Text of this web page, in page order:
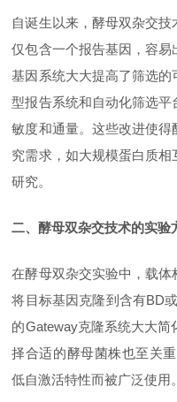
自诞生以来，酵母双杂交
仅包含一个报告基因，容
基因系统大大提高了筛选
型报告系统和自动化筛选平
敏度和通量。这些改进使
究需求，如大规模蛋白质
研究。
二、酵母双杂交技术的实验
在酵母双杂交实验中，载
将目标基因克隆到含有BD
的Gateway克隆系统大大
择合适的酵母菌株也至关
低自激活特性而被广泛使用。